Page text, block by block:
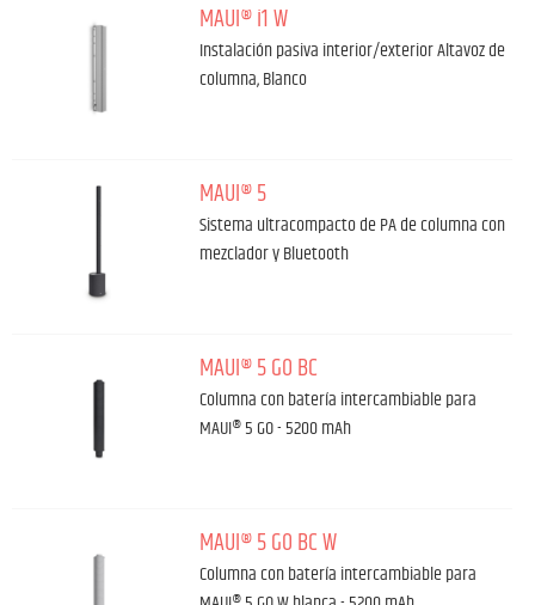
MAUI® i1 W
Instalación pasiva interior/exterior Altavoz de
columna, Blanco
MAUI® 5
Sistema ultracompacto de PA de columna con
mezclador y Bluetooth
MAUI® 5 GO BC
Columna con batería intercambiable para
MAUI® 5 GO - 5200 mAh
MAUI® 5 GO BC W
Columna con batería intercambiable para